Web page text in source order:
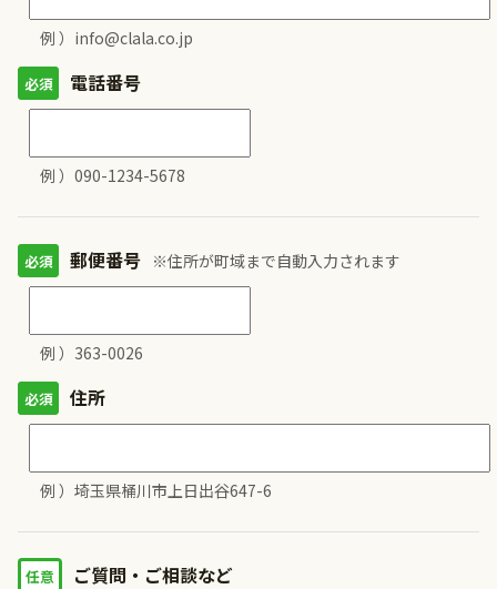
例 ）info@clala.co.jp
電話番号
例 ）090-1234-5678
郵便番号 ※住所が町域まで自動入力されます
例 ）363-0026
住所
例 ）埼玉県桶川市上日出谷647-6
ご質問・ご相談など